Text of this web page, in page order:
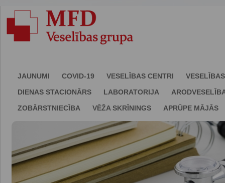
JAUNUMI COVID-19 VESELĪBAS CENTRI
DIENAS STACIONĀRS
LABORATORIJA
ZOBĀRSTNIECĪBA
VĒŽA SKRĪNINGS APRŪPE MĀJĀS